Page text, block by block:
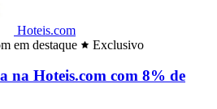
Hoteis.com
em destaque Exclusivo
na Hoteis.com com 8% de